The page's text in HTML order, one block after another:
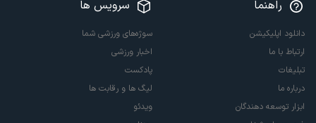
راهنما
دانلود اپلیکیشن
ارتباط با ما
تبلیغات
درباره ما
ابزار توسعه دهندگان
سرویس ها
سوژه‌های ورزشی شما
اخبار ورزشی
پادکست
لیگ ها و رقابت ها
ویدئو